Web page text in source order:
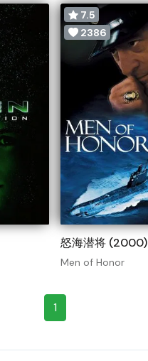
7.5
2386
怒海潜将 (2000)
Men of Honor
1